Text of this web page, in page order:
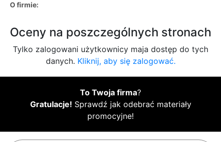
O firmie:
Oceny na poszczególnych stronach
Tylko zalogowani użytkownicy maja dostęp do tych
danych. Kliknij, aby się zalogować.
To Twoja firma?
Gratulacje! Sprawdź jak odebrać materiały
promocyjne!